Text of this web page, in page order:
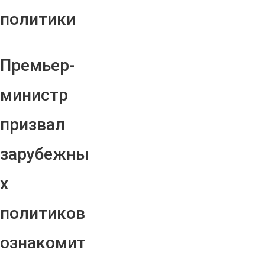
политики
Премьер-
министр
призвал
зарубежны
х
политиков
ознакомит